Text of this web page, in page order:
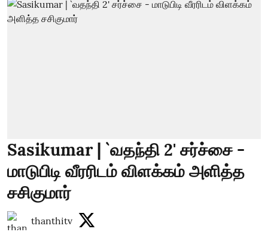
Sasikumar | `வதந்தி 2' சர்ச்சை -
மாடுபிடி வீரரிடம் விளக்கம் அளித்த
சசிகுமார்
thanthitv